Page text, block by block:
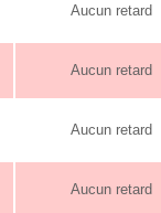
Aucun retard
Aucun retard
Aucun retard
Aucun retard